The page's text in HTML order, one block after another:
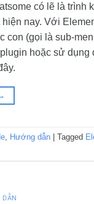
có lẽ là trình
nay. Với
con (gọi là sub-
hoặc sử dụng
, Hướng dẫn Tagged
DẪN